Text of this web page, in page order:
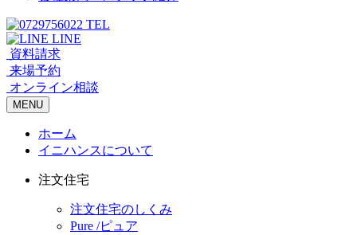
TEL
LINE
資料請求
来場予約
オンライン相談
MENU
ホーム
イニハンスについて
注文住宅
注文住宅のしくみ
Pure /ピュア